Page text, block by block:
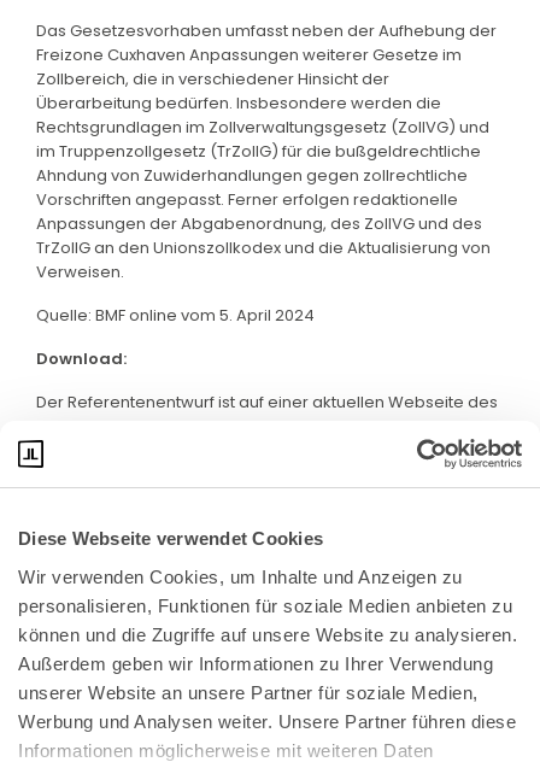
Diese Webseite verwendet Cookies
Wir verwenden Cookies, um Inhalte und Anzeigen zu
personalisieren, Funktionen für soziale Medien anbieten zu
können und die Zugriffe auf unsere Website zu analysieren.
Außerdem geben wir Informationen zu Ihrer Verwendung
unserer Website an unsere Partner für soziale Medien,
Werbung und Analysen weiter. Unsere Partner führen diese
Informationen möglicherweise mit weiteren Daten
Das Gesetzesvorhaben umfasst neben der Aufhebung der
Freizone Cuxhaven Anpassungen weiterer Gesetze im
Zollbereich, die in verschiedener Hinsicht der
Überarbeitung bedürfen. Insbesondere werden die
Rechtsgrundlagen im Zollverwaltungsgesetz (ZollVG) und
im Truppenzollgesetz (TrZollG) für die bußgeldrechtliche
Ahndung von Zuwiderhandlungen gegen zollrechtliche
Vorschriften angepasst. Ferner erfolgen redaktionelle
Anpassungen der Abgabenordnung, des ZollVG und des
TrZollG an den Unionszollkodex und die Aktualisierung von
Verweisen.
Quelle: BMF online vom 5. April 2024
Download:
Der Referentenentwurf ist auf einer aktuellen Webseite des
Bundeskanzlerplatz 2
53113 Bonn